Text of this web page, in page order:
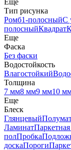
Еще
Тип рисунка
Ромб1-полосныйС
полосныйКвадрат
Еще
Фаска
Без фаски
Водостойкость
Влагостойкий
Толщина
7 мм8 мм9 мм10
Еще
Блеск
Глянцевый
ЛаминатПаркетная
полПробка
доскаПороги